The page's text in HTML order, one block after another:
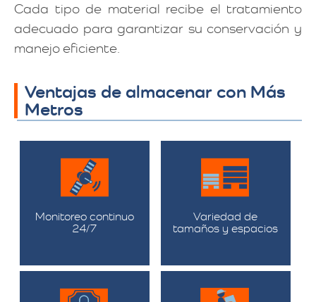
Cada tipo de material recibe el tratamiento
adecuado para garantizar su conservación y
manejo eficiente.
Ventajas de almacenar con Más
Metros
Monitoreo continuo
24/7
Variedad de
tamaños y espacios